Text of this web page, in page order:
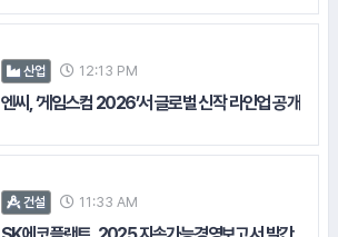
산업 12:13 PM
엔씨, ‘게임스컴 2026’서 글로벌 신작 라인업 공개
건설 11:33 AM